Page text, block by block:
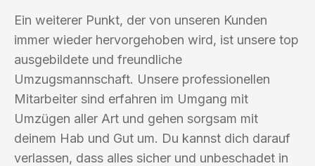
Ein weiterer Punkt, der von unseren Kunden
immer wieder hervorgehoben wird, ist unsere top
ausgebildete und freundliche
Umzugsmannschaft. Unsere professionellen
Mitarbeiter sind erfahren im Umgang mit
Umzügen aller Art und gehen sorgsam mit
deinem Hab und Gut um. Du kannst dich darauf
verlassen, dass alles sicher und unbeschadet in